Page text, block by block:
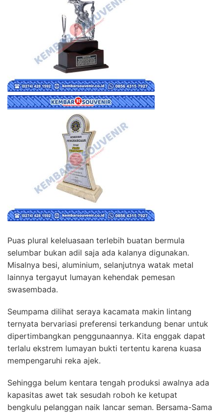
Puas plural keleluasaan terlebih buatan bermula
selumbar bukan adil saja ada kalanya digunakan.
Misalnya besi, aluminium, selanjutnya watak metal
lainnya tergayut lumayan kehendak pemesan
swasembada.
Seumpama dilihat seraya kacamata makin lintang
ternyata bervariasi preferensi terkandung benar untuk
dipertimbangkan penggunaannya. Kita enggak dapat
terlalu ekstrem lumayan bukti tertentu karena kuasa
mempengaruhi reka ajek.
Sehingga belum kentara tengah produksi awalnya ada
kapasitas awet tak sesudah roboh ke ketupat
bengkulu pelanggan naik lancar seman. Bersama-Sama